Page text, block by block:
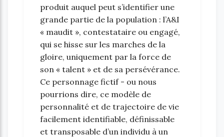
produit auquel peut s’identifier une
grande partie de la population : l’A&I
« maudit », contestataire ou engagé,
qui se hisse sur les marches de la
gloire, uniquement par la force de
son « talent » et de sa persévérance.
Ce personnage fictif - ou nous
pourrions dire, ce modèle de
personnalité et de trajectoire de vie
facilement identifiable, définissable
et transposable d’un individu à un